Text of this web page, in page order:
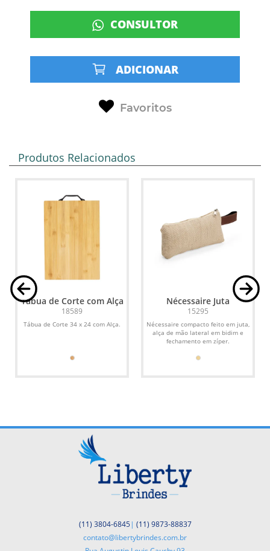
CONSULTOR
ADICIONAR
Favoritos
Produtos Relacionados
Tábua de Corte com Alça
18589
Tábua de Corte 34 x 24 com Alça.
Nécessaire Juta
15295
Nécessaire compacto feito em juta,
alça de mão lateral em bidim e
fechamento em zíper.
(11) 3804-6845| (11) 9873-88837
contato@libertybrindes.com.br